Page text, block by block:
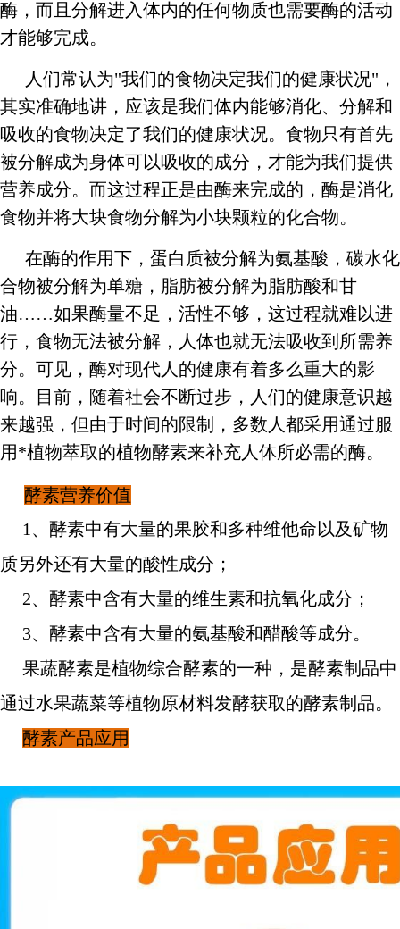
酶，而且分解进入体内的任何物质也需要酶的活动
才能够完成。
人们常认为"我们的食物决定我们的健康状况"，
其实准确地讲，应该是我们体内能够消化、分解和
吸收的食物决定了我们的健康状况。食物只有首先
被分解成为身体可以吸收的成分，才能为我们提供
营养成分。而这过程正是由酶来完成的，酶是消化
食物并将大块食物分解为小块颗粒的化合物。
在酶的作用下，蛋白质被分解为氨基酸，碳水化
合物被分解为单糖，脂肪被分解为脂肪酸和甘
油……如果酶量不足，活性不够，这过程就难以进
行，食物无法被分解，人体也就无法吸收到所需养
分。可见，酶对现代人的健康有着多么重大的影
响。目前，随着社会不断过步，人们的健康意识越
来越强，但由于时间的限制，多数人都采用通过服
用*植物萃取的植物酵素来补充人体所必需的酶。
酵素营养价值
1、酵素中有大量的果胶和多种维他命以及矿物
质另外还有大量的酸性成分；
2、酵素中含有大量的维生素和抗氧化成分；
3、酵素中含有大量的氨基酸和醋酸等成分。
果蔬酵素是植物综合酵素的一种，是酵素制品中
通过水果蔬菜等植物原材料发酵获取的酵素制品。
酵素产品应用